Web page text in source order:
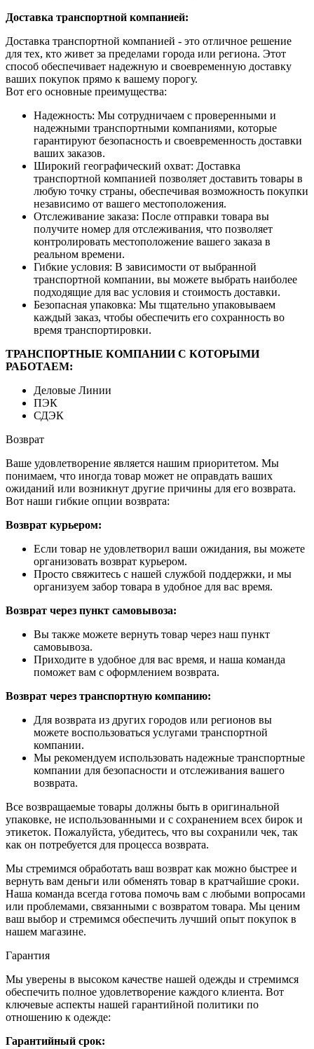
Доставка транспортной компанией:
Доставка транспортной компанией - это отличное решение
для тех, кто живет за пределами города или региона. Этот
способ обеспечивает надежную и своевременную доставку
ваших покупок прямо к вашему порогу.
Вот его основные преимущества:
Надежность: Мы сотрудничаем с проверенными и
надежными транспортными компаниями, которые
гарантируют безопасность и своевременность доставки
ваших заказов.
Широкий географический охват: Доставка
транспортной компанией позволяет доставить товары в
любую точку страны, обеспечивая возможность покупки
независимо от вашего местоположения.
Отслеживание заказа: После отправки товара вы
получите номер для отслеживания, что позволяет
контролировать местоположение вашего заказа в
реальном времени.
Гибкие условия: В зависимости от выбранной
транспортной компании, вы можете выбрать наиболее
подходящие для вас условия и стоимость доставки.
Безопасная упаковка: Мы тщательно упаковываем
каждый заказ, чтобы обеспечить его сохранность во
время транспортировки.
ТРАНСПОРТНЫЕ КОМПАНИИ С КОТОРЫМИ
РАБОТАЕМ:
Деловые Линии
ПЭК
СДЭК
Возврат
Ваше удовлетворение является нашим приоритетом. Мы
понимаем, что иногда товар может не оправдать ваших
ожиданий или возникнут другие причины для его возврата.
Вот наши гибкие опции возврата:
Возврат курьером:
Если товар не удовлетворил ваши ожидания, вы можете
организовать возврат курьером.
Просто свяжитесь с нашей службой поддержки, и мы
организуем забор товара в удобное для вас время.
Возврат через пункт самовывоза:
Вы также можете вернуть товар через наш пункт
самовывоза.
Приходите в удобное для вас время, и наша команда
поможет вам с оформлением возврата.
Возврат через транспортную компанию:
Для возврата из других городов или регионов вы
можете воспользоваться услугами транспортной
компании.
Мы рекомендуем использовать надежные транспортные
компании для безопасности и отслеживания вашего
возврата.
Все возвращаемые товары должны быть в оригинальной
упаковке, не использованными и с сохранением всех бирок и
этикеток. Пожалуйста, убедитесь, что вы сохранили чек, так
как он потребуется для процесса возврата.
Мы стремимся обработать ваш возврат как можно быстрее и
вернуть вам деньги или обменять товар в кратчайшие сроки.
Наша команда всегда готова помочь вам с любыми вопросами
или проблемами, связанными с возвратом товара. Мы ценим
ваш выбор и стремимся обеспечить лучший опыт покупок в
нашем магазине.
Гарантия
Мы уверены в высоком качестве нашей одежды и стремимся
обеспечить полное удовлетворение каждого клиента. Вот
ключевые аспекты нашей гарантийной политики по
отношению к одежде:
Гарантийный срок: